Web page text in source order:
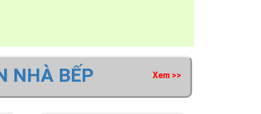
NHÀ BẾP Xem >>